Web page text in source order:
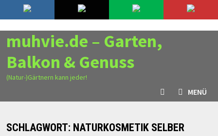
Zurück
zum
Inhalt
9. August 2026
muhvie.de – Garten,
Balkon & Genuss
(Natur-)Gärtnern kann jeder!
MENÜ
SCHLAGWORT: NATURKOSMETIK SELBER